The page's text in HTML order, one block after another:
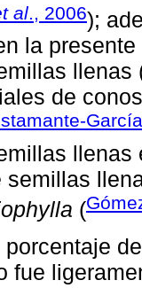
al., 2006);
la
de
semillas
(
porcentaje
fue